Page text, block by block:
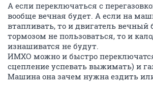
А если переключаться с
вообще вечная будет. А если на
втапливать, то и двигатель вечный
тормозом не пользоваться, то и
изнашиватся не будут.
ИМХО можно и быстро
сцепление успевать выжимать) и
Машина она зачем нужна ездить